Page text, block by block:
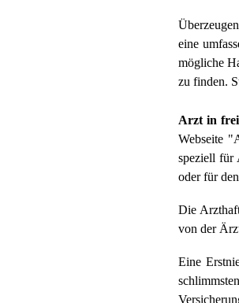
eine
mögliche
zu finden.
Arzt in
Webseite
speziell für
oder für
Die
von der
Eine